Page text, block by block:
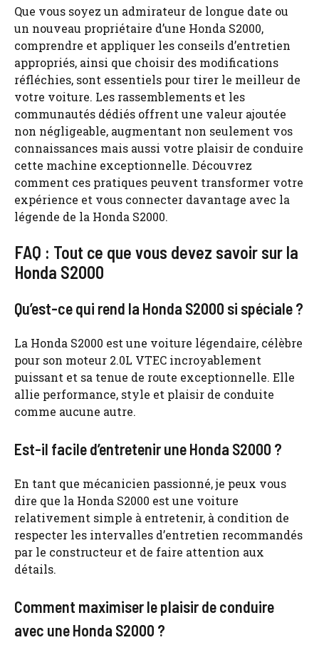
Que vous soyez un admirateur de longue date ou
un nouveau propriétaire d’une Honda S2000,
comprendre et appliquer les conseils d’entretien
appropriés, ainsi que choisir des modifications
réfléchies, sont essentiels pour tirer le meilleur de
votre voiture. Les rassemblements et les
communautés dédiés offrent une valeur ajoutée
non négligeable, augmentant non seulement vos
connaissances mais aussi votre plaisir de conduire
cette machine exceptionnelle. Découvrez
comment ces pratiques peuvent transformer votre
expérience et vous connecter davantage avec la
légende de la Honda S2000.
FAQ : Tout ce que vous devez savoir sur la
Honda S2000
Qu’est-ce qui rend la Honda S2000 si spéciale ?
La Honda S2000 est une voiture légendaire, célèbre
pour son moteur 2.0L VTEC incroyablement
puissant et sa tenue de route exceptionnelle. Elle
allie performance, style et plaisir de conduite
comme aucune autre.
Est-il facile d’entretenir une Honda S2000 ?
En tant que mécanicien passionné, je peux vous
dire que la Honda S2000 est une voiture
relativement simple à entretenir, à condition de
respecter les intervalles d’entretien recommandés
par le constructeur et de faire attention aux
détails.
Comment maximiser le plaisir de conduire
avec une Honda S2000 ?